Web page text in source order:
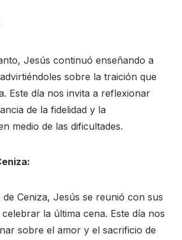
Jesús continuó enseñando a
sobre la traición que
Este día nos invita a reflexionar
de la fidelidad y la
medio de las dificultades.
de Ceniza, Jesús se reunió con sus
la última cena. Este día nos
sobre el amor y el sacrificio de